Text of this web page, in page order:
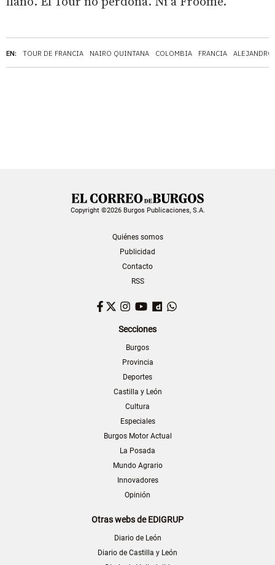
EN: TOUR DE FRANCIA NAIRO QUINTANA COLOMBIA FRANCIA ALEJANDRO
Copyright ©2026 Burgos Publicaciones, S.A.
Quiénes somos
Publicidad
Contacto
RSS
Facebook
TwitterInstagram
YouTubeDailymotion
Secciones
Burgos
Provincia
Deportes
Castilla y León
Cultura
Especiales
Burgos Motor Actual
La Posada
Mundo Agrario
Innovadores
Opinión
Otras webs de EDIGRUP
Diario de León
Diario de Castilla y León